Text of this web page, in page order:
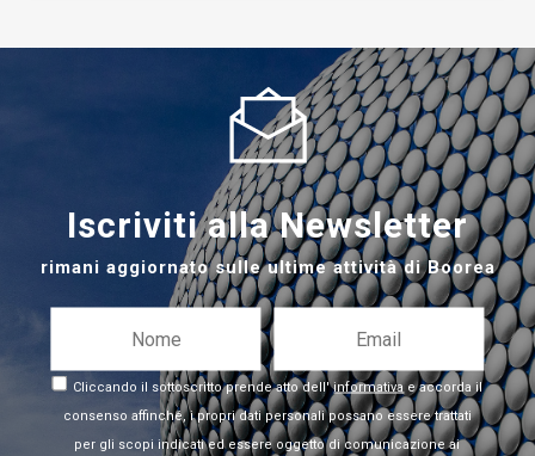
Iscriviti alla Newsletter
rimani aggiornato sulle ultime attività di Boorea
Cliccando il sottoscritto prende atto dell'informativae accorda il
consenso affinché, i propri dati personali possano essere trattati
per gli scopi indicati ed essere oggetto di comunicazione ai